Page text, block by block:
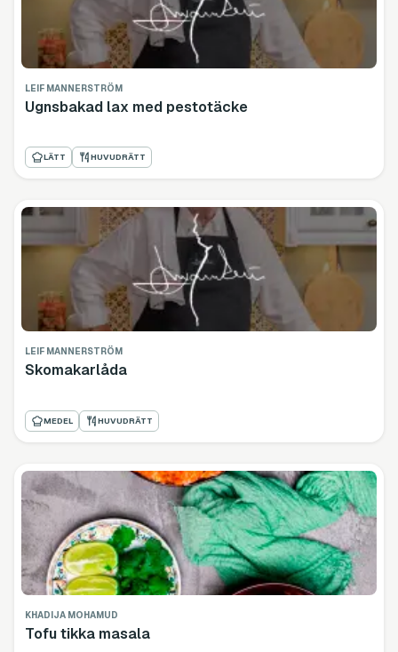
LEIF MANNERSTRÖM
Ugnsbakad lax med pestotäcke
LÄTT HUVUDRÄTT
LEIF MANNERSTRÖM
Skomakarlåda
MEDEL HUVUDRÄTT
KHADIJA MOHAMUD
Tofu tikka masala